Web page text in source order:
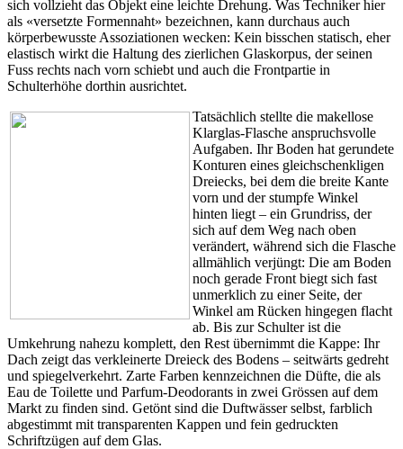
sich vollzieht das Objekt eine leichte Drehung. Was Techniker hier
als «versetzte Formennaht» bezeichnen, kann durchaus auch
körperbewusste Assoziationen wecken: Kein bisschen statisch, eher
elastisch wirkt die Haltung des zierlichen Glaskorpus, der seinen
Fuss rechts nach vorn schiebt und auch die Frontpartie in
Schulterhöhe dorthin ausrichtet.
Tatsächlich stellte die makellose
Klarglas-Flasche anspruchsvolle
Aufgaben. Ihr Boden hat gerundete
Konturen eines gleichschenkligen
Dreiecks, bei dem die breite Kante
vorn und der stumpfe Winkel
hinten liegt – ein Grundriss, der
sich auf dem Weg nach oben
verändert, während sich die Flasche
allmählich verjüngt: Die am Boden
noch gerade Front biegt sich fast
unmerklich zu einer Seite, der
Winkel am Rücken hingegen flacht
ab. Bis zur Schulter ist die
Umkehrung nahezu komplett, den Rest übernimmt die Kappe: Ihr
Dach zeigt das verkleinerte Dreieck des Bodens – seitwärts gedreht
und spiegelverkehrt. Zarte Farben kennzeichnen die Düfte, die als
Eau de Toilette und Parfum-Deodorants in zwei Grössen auf dem
Markt zu finden sind. Getönt sind die Duftwässer selbst, farblich
abgestimmt mit transparenten Kappen und fein gedruckten
Schriftzügen auf dem Glas.